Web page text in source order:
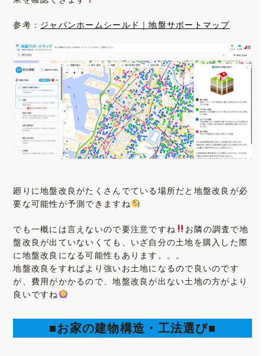
参考： ジャパンホームシールド｜地盤サポートマップ
廻りに地盤改良がたくさんでている場所だと地盤改良が必
要な可能性が予測できますね
でも一概には言えないので要注意ですね
お隣の調査で地
盤改良が出ていないくても、いざ自分の土地を購入した際
に地盤改良になる可能性もあります。。。
地盤改良をすればより強いお土地になるので良いのです
が、費用がかかるので、地盤改良が出ない土地の方がより
良いですね
■お家の建物構造・工法選び■